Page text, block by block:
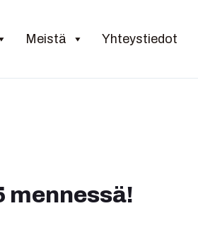
Meistä Yhteystiedot
mennessä!